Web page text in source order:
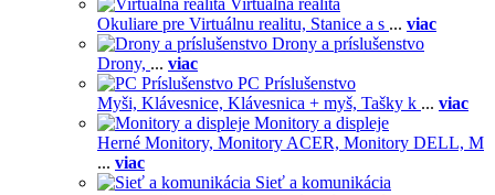
Virtuálna realita
Okuliare pre Virtuálnu realitu, Stanice a s ... viac
Drony a príslušenstvo
Drony, ... viac
PC Príslušenstvo
Myši, Klávesnice, Klávesnica + myš, Tašky k ... viac
Monitory a displeje
Herné Monitory, Monitory ACER, Monitory DELL, M
... viac
Sieť a komunikácia